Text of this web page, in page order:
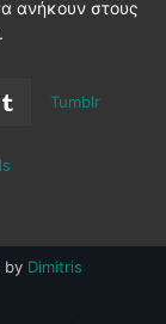
ανήκουν στους
Tumblr
by Dimitris